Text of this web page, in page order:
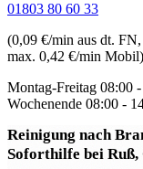
01803 80 60 33
(0,09 €/min aus dt. FN,
max. 0,42 €/min Mobil)
Montag-Freitag 08:00
Wochenende 08:00 -
Reinigung nach
Soforthilfe bei Ruß,